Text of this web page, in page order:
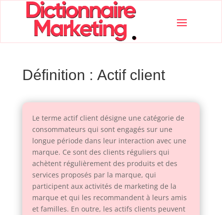
Définition : Actif client
Le terme actif client désigne une catégorie de
consommateurs qui sont engagés sur une
longue période dans leur interaction avec une
marque. Ce sont des clients réguliers qui
achètent régulièrement des produits et des
services proposés par la marque, qui
participent aux activités de marketing de la
marque et qui les recommandent à leurs amis
et familles. En outre, les actifs clients peuvent